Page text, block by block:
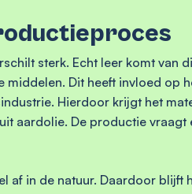
sterk. Echt leer komt van
Dit heeft invloed op
Hierdoor krijgt het
aardolie. De productie vraagt
af in de natuur. Daardoor blijft